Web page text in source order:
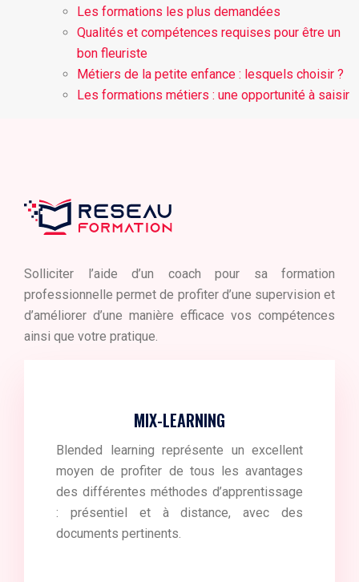
Les formations les plus demandées
Qualités et compétences requises pour être un
bon fleuriste
Métiers de la petite enfance : lesquels choisir ?
Les formations métiers : une opportunité à saisir
Solliciter l’aide d’un coach pour sa formation
professionnelle permet de profiter d’une supervision et
d’améliorer d’une manière efficace vos compétences
ainsi que votre pratique.
MIX-LEARNING
Blended learning représente un excellent
moyen de profiter de tous les avantages
des différentes méthodes d’apprentissage
: présentiel et à distance, avec des
documents pertinents.